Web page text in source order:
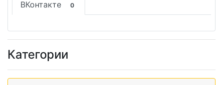
ВКонтакте 0
Категории